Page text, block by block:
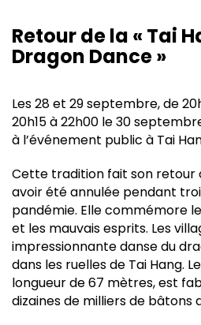
Retour de la « Tai
Dragon Dance »
Les 28 et 29 septembre, de
20h15 à 22h00 le 30
à l’événement public à Tai
Cette tradition fait son retour
avoir été annulée pendant
pandémie. Elle commémore
et les mauvais esprits. Les
impressionnante danse du
dans les ruelles de Tai Hang.
longueur de 67 mètres, est
dizaines de milliers de bâtons